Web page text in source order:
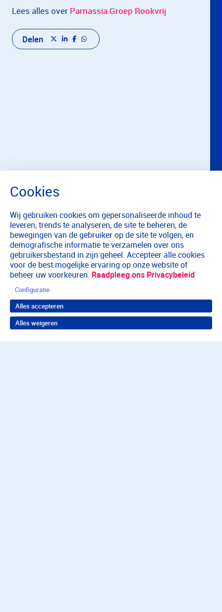
Lees alles over Parnassia Groep Rookvrij
Delen
Wij gebruiken cookies om gepersonaliseerde inhoud te
leveren, trends te analyseren, de site te beheren, de
bewegingen van de gebruiker op de site te volgen, en
demografische informatie te verzamelen over ons
gebruikersbestand in zijn geheel. Accepteer alle cookies
voor de best mogelijke ervaring op onze website of
beheer uw voorkeuren. Raadpleeg ons Privacybeleid
Configuratie
Alles accepteren
Alles weigeren